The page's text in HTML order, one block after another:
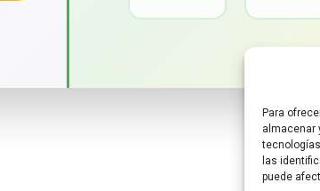
Para
almacenar
las
puede